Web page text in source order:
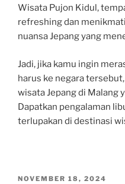
Wisata Pujon Kidul,
refreshing dan
nuansa Jepang yang
Jadi, jika kamu ingin
harus ke negara
wisata Jepang di Malang
Dapatkan pengalaman
terlupakan di destinasi
POSTED
NOVEMBER 18, 2024